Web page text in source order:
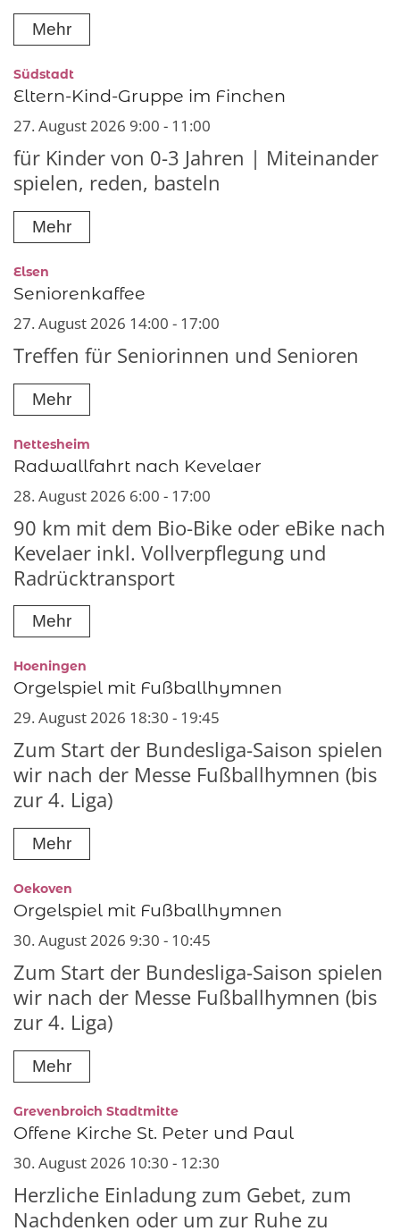
Mehr
Südstadt:
Eltern-Kind-Gruppe im Finchen
27. August 2026 9:00 - 11:00
für Kinder von 0-3 Jahren | Miteinander
spielen, reden, basteln
Mehr
Elsen
Seniorenkaffee
27. August 2026 14:00 - 17:00
Treffen für Seniorinnen und Senioren
Mehr
Nettesheim
Radwallfahrt nach Kevelaer
28. August 2026 6:00 - 17:00
90 km mit dem Bio-Bike oder eBike nach
Kevelaer inkl. Vollverpflegung und
Radrücktransport
Mehr
Hoeningen
Orgelspiel mit Fußballhymnen
29. August 2026 18:30 - 19:45
Zum Start der Bundesliga-Saison spielen
wir nach der Messe Fußballhymnen (bis
zur 4. Liga)
Mehr
Oekoven
Orgelspiel mit Fußballhymnen
30. August 2026 9:30 - 10:45
Zum Start der Bundesliga-Saison spielen
wir nach der Messe Fußballhymnen (bis
zur 4. Liga)
Mehr
Grevenbroich Stadtmitte:
Offene Kirche St. Peter und Paul
30. August 2026 10:30 - 12:30
Herzliche Einladung zum Gebet, zum
Nachdenken oder um zur Ruhe zu